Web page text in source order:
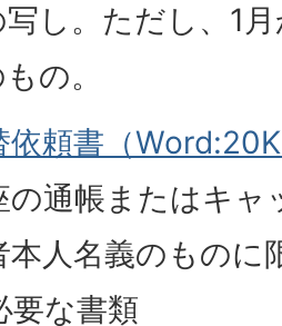
し。ただし、1
の。
依頼書（
の通帳またはキャ
本人名義のものに
要な書類